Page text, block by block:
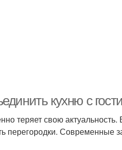
кухню с
теряет свою актуальность.
перегородки. Современные